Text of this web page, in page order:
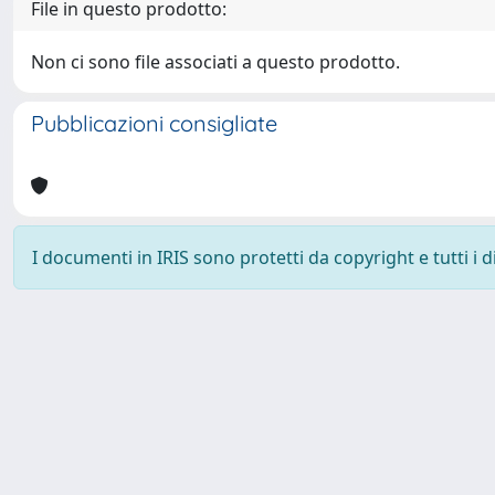
File in questo prodotto:
Non ci sono file associati a questo prodotto.
Pubblicazioni consigliate
I documenti in IRIS sono protetti da copyright e tutti i